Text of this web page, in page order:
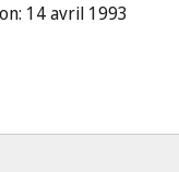
14 avril 1993